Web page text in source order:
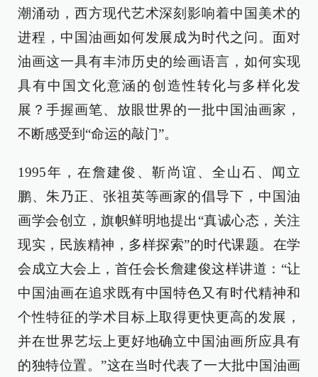
潮涌动，西方现代艺术深刻影响着中国美术的
进程，中国油画如何发展成为时代之问。面对
油画这一具有丰沛历史的绘画语言，如何实现
具有中国文化意涵的创造性转化与多样化发
展？手握画笔、放眼世界的一批中国油画家，
不断感受到“命运的敲门”。
1995年，在詹建俊、靳尚谊、全山石、闻立
鹏、朱乃正、张祖英等画家的倡导下，中国油
画学会创立，旗帜鲜明地提出“真诚心态，关注
现实，民族精神，多样探索”的时代课题。在学
会成立大会上，首任会长詹建俊这样讲道：“让
中国油画在追求既有中国特色又有时代精神和
个性特征的学术目标上取得更快更高的发展，
并在世界艺坛上更好地确立中国油画所应具有
的独特位置。”这在当时代表了一大批中国油画